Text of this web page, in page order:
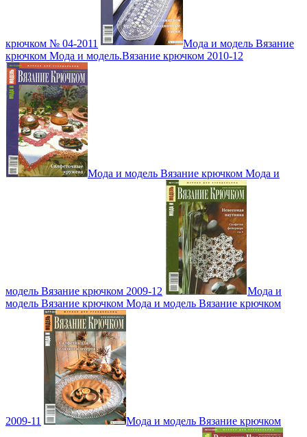
крючком № 04-2011
Мода и модель Вязание
крючком Мода и модель.Вязание крючком 2010-12
Мода и модель Вязание крючком Мода и
модель Вязание крючком 2009-12
Мода и
модель Вязание крючком Мода и модель Вязание крючком
2009-11 Мода и модель Вязание крючком